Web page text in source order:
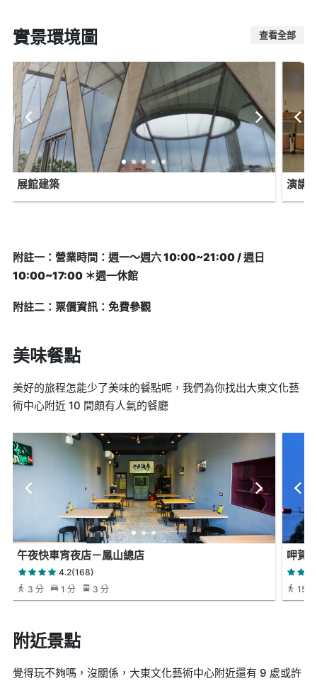
實景環境圖 查看全部
展館建築 演講
附註一：營業時間：週一～週六 10:00~21:00 / 週日
10:00~17:00 ＊週一休館
附註二：票價資訊：免費參觀
美味餐點
美好的旅程怎能少了美味的餐點呢，我們為你找出大東文化藝
術中心附近 10 間頗有人氣的餐廳
午夜快車宵夜店－鳳山總店
4.2(168)
3 分
1 分 3 分
呷賀
15 分
附近景點
覺得玩不夠嗎，沒關係，大東文化藝術中心附近還有 9 處或許